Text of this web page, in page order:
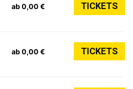
ab 0,00 € TICKETS
ab 0,00 € TICKETS